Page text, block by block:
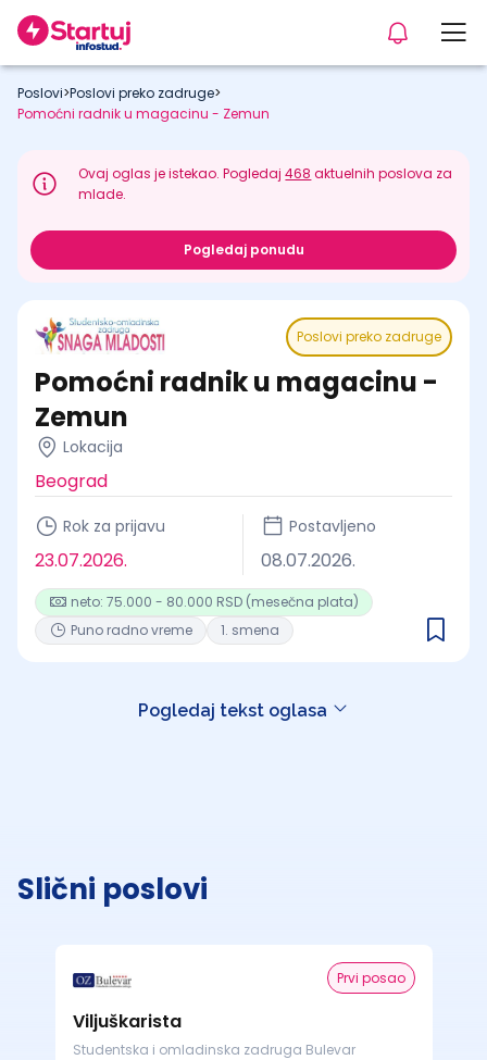
Poslovi>Poslovi preko zadruge>
Pomoćni radnik u magacinu - Zemun
Ovaj oglas je istekao. Pogledaj468 aktuelnih poslova za
mlade.
Pogledaj ponudu
Poslovi preko zadruge
Pomoćni radnik u magacinu -
Zemun
Lokacija
Beograd
Rok za prijavu
23.07.2026.
Postavljeno
08.07.2026.
neto: 75.000 - 80.000 RSD (mesečna plata)
Puno radno vreme
1. smena
Pogledaj tekst oglasa
Slični poslovi
Prvi posao
Viljuškarista
Studentska i omladinska zadruga Bulevar